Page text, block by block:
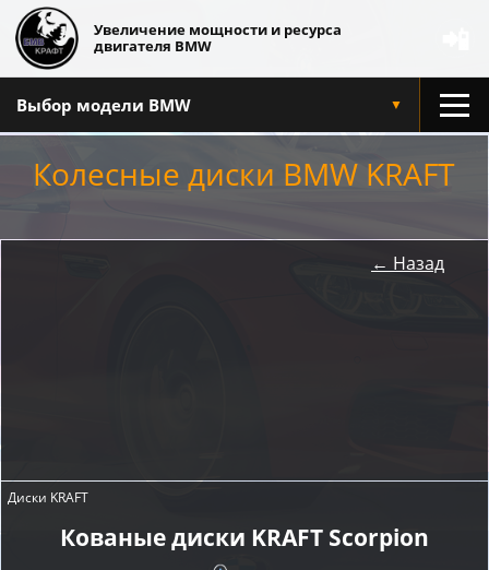
Увеличение мощности и ресурса
двигателя BMW
Выбор модели BMW ▼
Колесные диски BMW KRAFT
← Назад
Диски KRAFT
Кованые диски KRAFT Scorpion